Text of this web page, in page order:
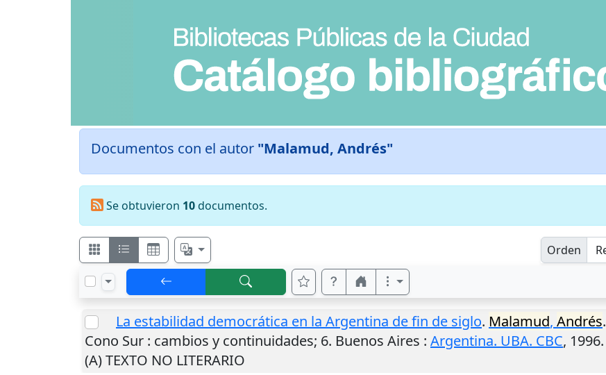
Documentos con el autor "Malamud, Andrés"
Se obtuvieron 10documentos.
Orden
La estabilidad democrática en la Argentina de fin de siglo. Malamud, Andrés.
Cono Sur : cambios y continuidades; 6. Buenos Aires : Argentina. UBA. CBC, 1996.
(A) TEXTO NO LITERARIO